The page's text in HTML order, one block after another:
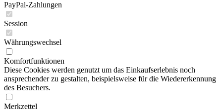
PayPal-Zahlungen
Session
Währungswechsel
Komfortfunktionen
Diese Cookies werden genutzt um das Einkaufserlebnis noch
ansprechender zu gestalten, beispielsweise für die Wiedererkennung
des Besuchers.
Merkzettel